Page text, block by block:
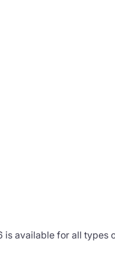
is available for all